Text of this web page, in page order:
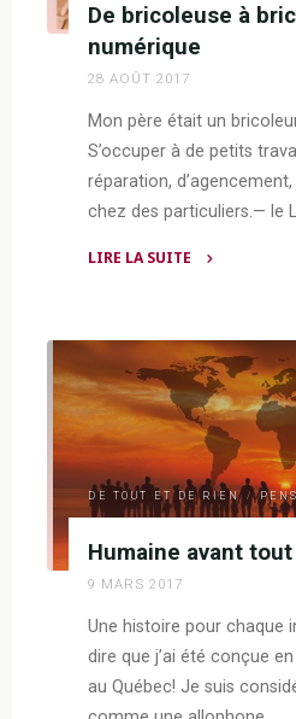
un
Fab
Lab"
De bricoleuse à
numérique
28 AOÛT 2017
Mon père était un
S’occuper à de petits
réparation,
chez des particuliers.— le
LIRE LA SUITE
à
bricoleuse
numérique"
DE TOUT ET DE RIEN /
Humaine avant tout
9 MARS 2017
Une histoire pour chaque
dire que j’ai été conçue
au Québec! Je suis